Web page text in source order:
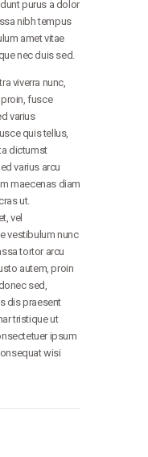
purus a dolor
nibh tempus
amet vitae
nec duis sed.
viverra nunc,
fusce
varius
quis tellus,
dictumst
varius arcu
maecenas diam
ut.
vel
vestibulum nunc
tortor arcu
autem, proin
sed,
dis praesent
tristique ut
ipsum
wisi